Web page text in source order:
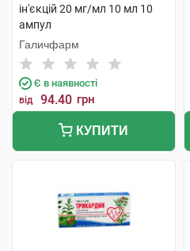
ін'єкцій 20 мг/мл 10 мл 10
ампул
Галичфарм
Є в наявності
від 94.40 грн
КУПИТИ